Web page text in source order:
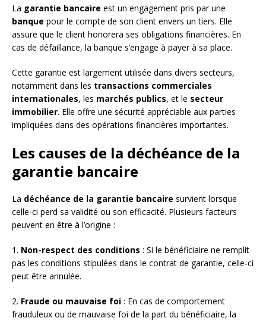
La garantie bancaire est un engagement pris par une
banque pour le compte de son client envers un tiers. Elle
assure que le client honorera ses obligations financières. En
cas de défaillance, la banque s’engage à payer à sa place.
Cette garantie est largement utilisée dans divers secteurs,
notamment dans les transactions commerciales
internationales, les marchés publics, et le secteur
immobilier. Elle offre une sécurité appréciable aux parties
impliquées dans des opérations financières importantes.
Les causes de la déchéance de la
garantie bancaire
La déchéance de la garantie bancaire survient lorsque
celle-ci perd sa validité ou son efficacité. Plusieurs facteurs
peuvent en être à l’origine :
1. Non-respect des conditions : Si le bénéficiaire ne remplit
pas les conditions stipulées dans le contrat de garantie, celle-ci
peut être annulée.
2. Fraude ou mauvaise foi : En cas de comportement
frauduleux ou de mauvaise foi de la part du bénéficiaire, la